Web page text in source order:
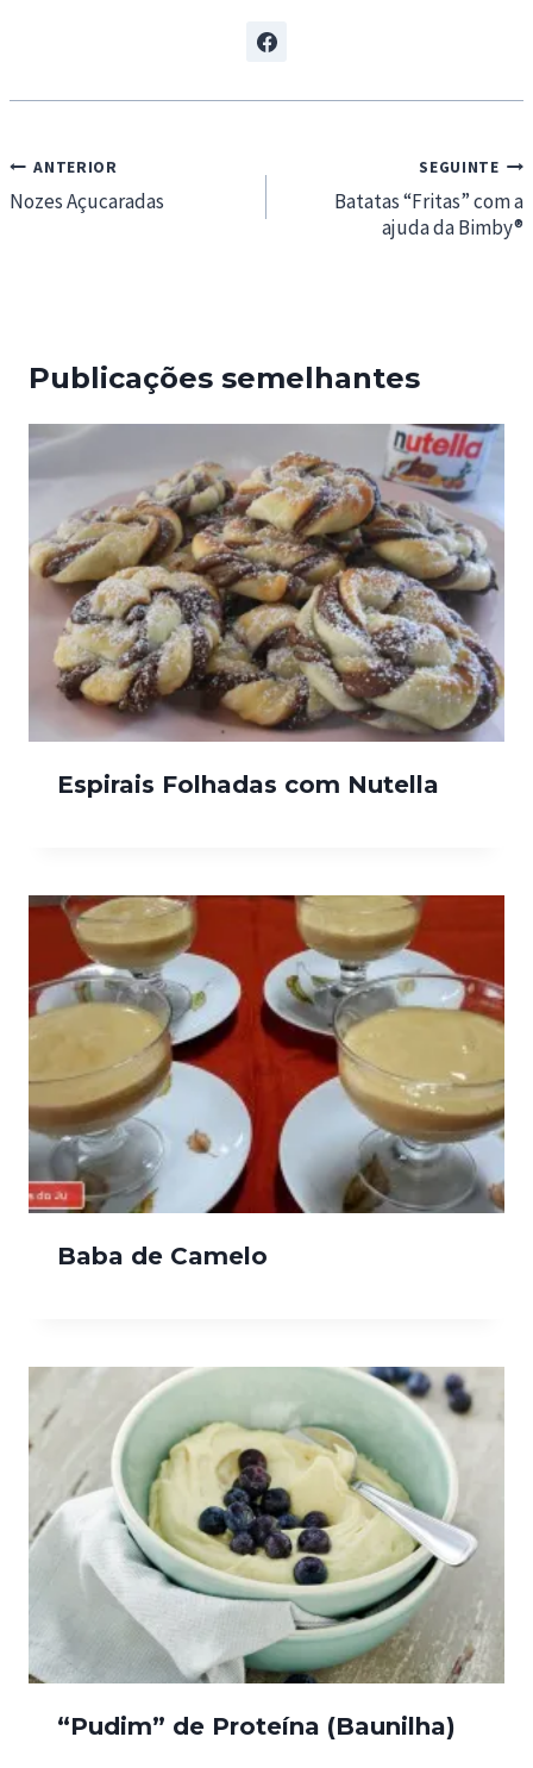
Navegação
de
ANTERIOR
Nozes Açucaradas
SEGUINTE
Batatas “Fritas” com a
ajuda da Bimby®
Publicações semelhantes
Espirais Folhadas com Nutella
Baba de Camelo
“Pudim” de Proteína (Baunilha)